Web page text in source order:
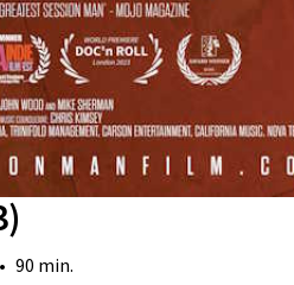
90 min.